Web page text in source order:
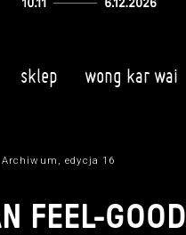
sklep wong kar wai
Archiwum, edycja 16
FEEL-GOOD